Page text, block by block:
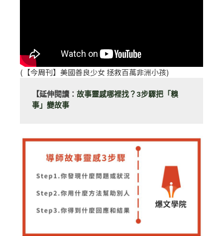
(【今周刊】美國善良少女 拯救百萬非洲小孩)
【延伸閱讀： 故事靈感哪裡找？3步驟把「糗
事」變故事